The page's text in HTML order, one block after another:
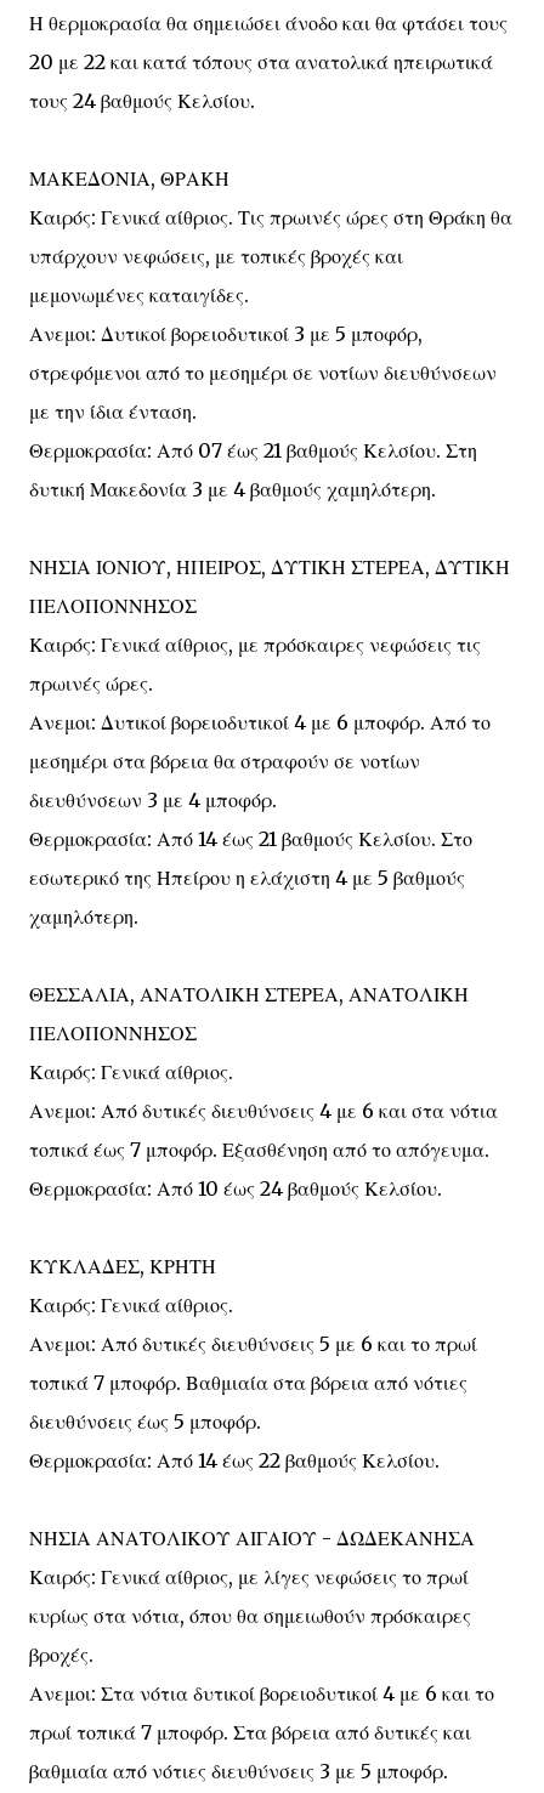
Η θερμοκρασία θα σημειώσει άνοδο και θα φτάσει τους
20 με 22 και κατά τόπους στα ανατολικά ηπειρωτικά
τους 24 βαθμούς Κελσίου.
ΜΑΚΕΔΟΝΙΑ, ΘΡΑΚΗ
Καιρός: Γενικά αίθριος. Τις πρωινές ώρες στη Θράκη θα
υπάρχουν νεφώσεις, με τοπικές βροχές και
μεμονωμένες καταιγίδες.
Ανεμοι: Δυτικοί βορειοδυτικοί 3 με 5 μποφόρ,
στρεφόμενοι από το μεσημέρι σε νοτίων διευθύνσεων
με την ίδια ένταση.
Θερμοκρασία: Από 07 έως 21 βαθμούς Κελσίου. Στη
δυτική Μακεδονία 3 με 4 βαθμούς χαμηλότερη.
ΝΗΣΙΑ ΙΟΝΙΟΥ, ΗΠΕΙΡΟΣ, ΔΥΤΙΚΗ ΣΤΕΡΕΑ, ΔΥΤΙΚΗ
ΠΕΛΟΠΟΝΝΗΣΟΣ
Καιρός: Γενικά αίθριος, με πρόσκαιρες νεφώσεις τις
πρωινές ώρες.
Ανεμοι: Δυτικοί βορειοδυτικοί 4 με 6 μποφόρ. Από το
μεσημέρι στα βόρεια θα στραφούν σε νοτίων
διευθύνσεων 3 με 4 μποφόρ.
Θερμοκρασία: Από 14 έως 21 βαθμούς Κελσίου. Στο
εσωτερικό της Ηπείρου η ελάχιστη 4 με 5 βαθμούς
χαμηλότερη.
ΘΕΣΣΑΛΙΑ, ΑΝΑΤΟΛΙΚΗ ΣΤΕΡΕΑ, ΑΝΑΤΟΛΙΚΗ
ΠΕΛΟΠΟΝΝΗΣΟΣ
Καιρός: Γενικά αίθριος.
Ανεμοι: Από δυτικές διευθύνσεις 4 με 6 και στα νότια
τοπικά έως 7 μποφόρ. Εξασθένηση από το απόγευμα.
Θερμοκρασία: Από 10 έως 24 βαθμούς Κελσίου.
ΚΥΚΛΑΔΕΣ, ΚΡΗΤΗ
Καιρός: Γενικά αίθριος.
Ανεμοι: Από δυτικές διευθύνσεις 5 με 6 και το πρωί
τοπικά 7 μποφόρ. Βαθμιαία στα βόρεια από νότιες
διευθύνσεις έως 5 μποφόρ.
Θερμοκρασία: Από 14 έως 22 βαθμούς Κελσίου.
ΝΗΣΙΑ ΑΝΑΤΟΛΙΚΟΥ ΑΙΓΑΙΟΥ - ΔΩΔΕΚΑΝΗΣΑ
Καιρός: Γενικά αίθριος, με λίγες νεφώσεις το πρωί
κυρίως στα νότια, όπου θα σημειωθούν πρόσκαιρες
βροχές.
Ανεμοι: Στα νότια δυτικοί βορειοδυτικοί 4 με 6 και το
πρωί τοπικά 7 μποφόρ. Στα βόρεια από δυτικές και
βαθμιαία από νότιες διευθύνσεις 3 με 5 μποφόρ.